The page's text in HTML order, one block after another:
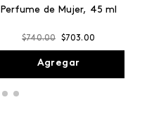
Perfume de Mujer, 45 ml
$740.00 $703.00
Agregar